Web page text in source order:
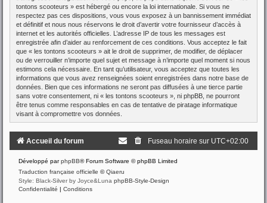
tontons scooteurs » est hébergé ou encore la loi internationale. Si vous ne
respectez pas ces dispositions, vous vous exposez à un bannissement immédiat
et définitif et nous nous réservons le droit d’avertir votre fournisseur d’accès à
internet et les autorités officielles. L’adresse IP de tous les messages est
enregistrée afin d’aider au renforcement de ces conditions. Vous acceptez le fait
que « les tontons scooteurs » ait le droit de supprimer, de modifier, de déplacer
ou de verrouiller n’importe quel sujet et message à n’importe quel moment si nous
estimons cela nécessaire. En tant qu’utilisateur, vous acceptez que toutes les
informations que vous avez renseignées soient enregistrées dans notre base de
données. Bien que ces informations ne seront pas diffusées à une tierce partie
sans votre consentement, ni « les tontons scooteurs », ni phpBB, ne pourront
être tenus comme responsables en cas de tentative de piratage informatique
visant à compromettre vos données.
Accueil du forum Fuseau horaire sur UTC+02:00
Développé parphpBB® Forum Software © phpBB Limited
Traduction française officielle ©Qiaeru
Style: Black-Silver by Joyce&Luna phpBB-Style-Design
Confidentialité | Conditions